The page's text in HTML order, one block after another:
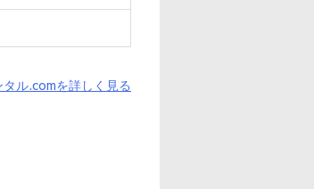
ル.comを詳しく見る